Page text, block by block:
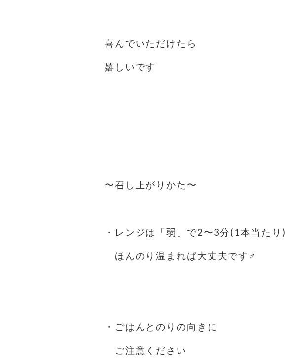
喜んでいただけたら
嬉しいです
〜召し上がりかた〜
・レンジは「弱」で2〜3分(1本当たり)
ほんのり温まれば大丈夫です‍♂️
・ごはんとのりの向きに
ご注意ください